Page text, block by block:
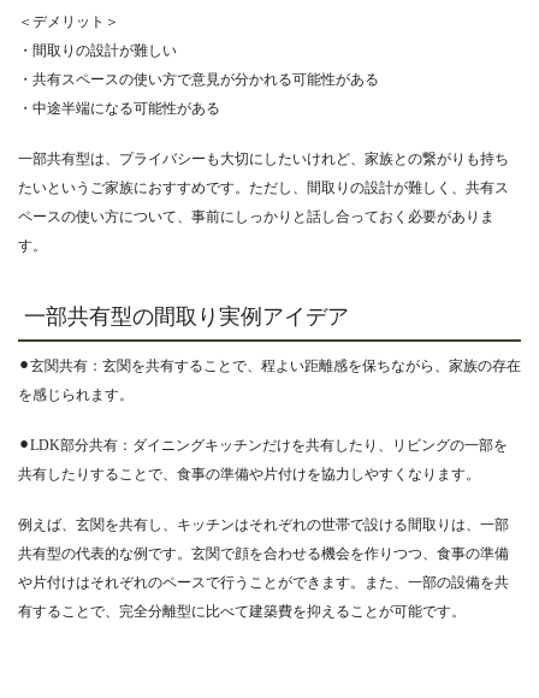
＜デメリット＞
・間取りの設計が難しい
・共有スペースの使い方で意見が分かれる可能性がある
・中途半端になる可能性がある
一部共有型は、プライバシーも大切にしたいけれど、家族との繋がりも持ち
たいというご家族におすすめです。ただし、間取りの設計が難しく、共有ス
ペースの使い方について、事前にしっかりと話し合っておく必要がありま
す。
一部共有型の間取り実例アイデア
⚫︎玄関共有：玄関を共有することで、程よい距離感を保ちながら、家族の存在
を感じられます。
⚫︎LDK部分共有：ダイニングキッチンだけを共有したり、リビングの一部を
共有したりすることで、食事の準備や片付けを協力しやすくなります。
例えば、玄関を共有し、キッチンはそれぞれの世帯で設ける間取りは、一部
共有型の代表的な例です。玄関で顔を合わせる機会を作りつつ、食事の準備
や片付けはそれぞれのペースで行うことができます。また、一部の設備を共
有することで、完全分離型に比べて建築費を抑えることが可能です。